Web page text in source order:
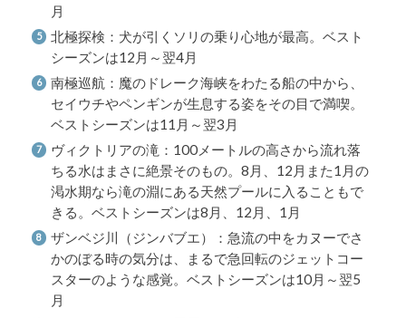
月
北極探検：犬が引くソリの乗り心地が最高。ベスト
シーズンは12月～翌4月
南極巡航：魔のドレーク海峡をわたる船の中から、
セイウチやペンギンが生息する姿をその目で満喫。
ベストシーズンは11月～翌3月
ヴィクトリアの滝：100メートルの高さから流れ落
ちる水はまさに絶景そのもの。8月、12月また1月の
渇水期なら滝の淵にある天然プールに入ることもで
きる。ベストシーズンは8月、12月、1月
ザンベジ川（ジンバブエ）：急流の中をカヌーでさ
かのぼる時の気分は、まるで急回転のジェットコー
スターのような感覚。ベストシーズンは10月～翌5
月